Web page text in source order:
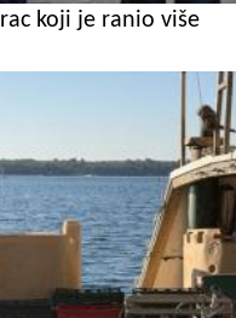
koji je ranio više